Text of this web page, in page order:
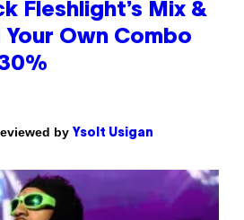
Fleshlight’s Mix &
Own Combo
by Ysolt Usigan